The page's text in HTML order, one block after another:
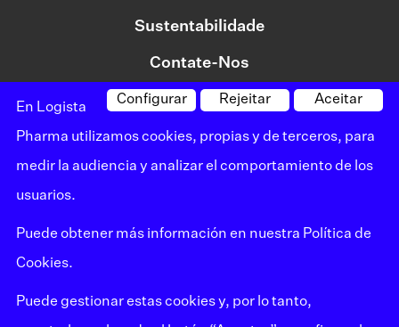
Sustentabilidade
Contate-Nos
©logista Todos os direitos reservados
Aviso legal
Política de cookies
Aceitar
Rejeitar
Configurar
En Logista
Pharma utilizamos cookies, propias y de terceros, para
medir la audiencia y analizar el comportamiento de los
usuarios.
Puede obtener más información en nuestra Política de
Cookies.
Puede gestionar estas cookies y, por lo tanto,